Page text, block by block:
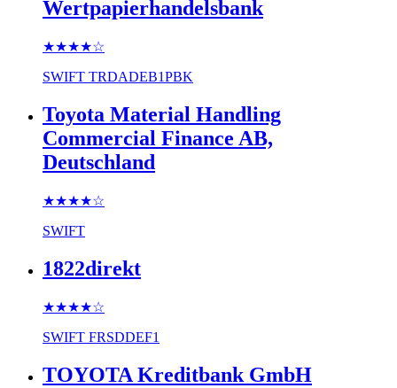
Wertpapierhandelsbank
★★★★☆
SWIFT TRDADEB1PBK
Toyota Material Handling
Commercial Finance AB,
Deutschland
★★★★☆
SWIFT
1822direkt
★★★★☆
SWIFT FRSDDEF1
TOYOTA Kreditbank GmbH